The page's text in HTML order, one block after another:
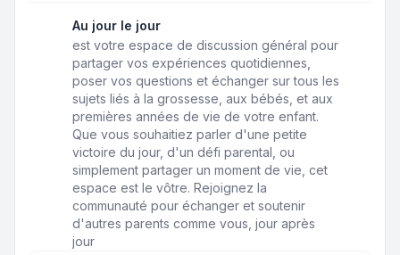
Au jour le jour
est votre espace de discussion général pour
partager vos expériences quotidiennes,
poser vos questions et échanger sur tous les
sujets liés à la grossesse, aux bébés, et aux
premières années de vie de votre enfant.
Que vous souhaitiez parler d'une petite
victoire du jour, d'un défi parental, ou
simplement partager un moment de vie, cet
espace est le vôtre. Rejoignez la
communauté pour échanger et soutenir
d'autres parents comme vous, jour après
jour